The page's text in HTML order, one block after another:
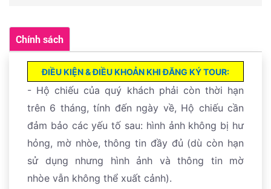
Chính sách
ĐIỀU KIỆN & ĐIỀU KHOẢN KHI ĐĂNG KÝ TOUR:
- Hộ chiếu của quý khách phải còn thời hạn
trên 6 tháng, tính đến ngày về, Hộ chiếu cần
đảm bảo các yếu tố sau: hình ảnh không bị hư
hỏng, mờ nhòe, thông tin đầy đủ (dù còn hạn
sử dụng nhưng hình ảnh và thông tin mờ
nhòe vẫn không thể xuất cảnh).